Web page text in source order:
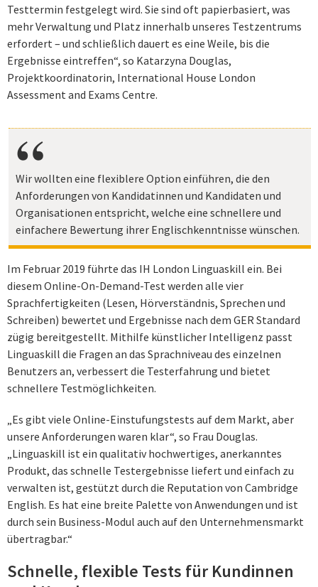
Testtermin festgelegt wird. Sie sind oft papierbasiert, was
mehr Verwaltung und Platz innerhalb unseres Testzentrums
erfordert – und schließlich dauert es eine Weile, bis die
Ergebnisse eintreffen“, so Katarzyna Douglas,
Projektkoordinatorin, International House London
Assessment and Exams Centre.
Wir wollten eine flexiblere Option einführen, die den
Anforderungen von Kandidatinnen und Kandidaten und
Organisationen entspricht, welche eine schnellere und
einfachere Bewertung ihrer Englischkenntnisse wünschen.
Im Februar 2019 führte das IH London Linguaskill ein. Bei
diesem Online-On-Demand-Test werden alle vier
Sprachfertigkeiten (Lesen, Hörverständnis, Sprechen und
Schreiben) bewertet und Ergebnisse nach dem GER Standard
zügig bereitgestellt. Mithilfe künstlicher Intelligenz passt
Linguaskill die Fragen an das Sprachniveau des einzelnen
Benutzers an, verbessert die Testerfahrung und bietet
schnellere Testmöglichkeiten.
„Es gibt viele Online-Einstufungstests auf dem Markt, aber
unsere Anforderungen waren klar“, so Frau Douglas.
„Linguaskill ist ein qualitativ hochwertiges, anerkanntes
Produkt, das schnelle Testergebnisse liefert und einfach zu
verwalten ist, gestützt durch die Reputation von Cambridge
English. Es hat eine breite Palette von Anwendungen und ist
durch sein Business-Modul auch auf den Unternehmensmarkt
übertragbar.“
Schnelle, flexible Tests für Kundinnen